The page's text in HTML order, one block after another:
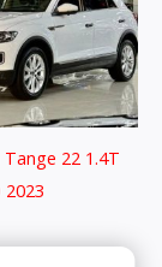
22 1.4T
2023